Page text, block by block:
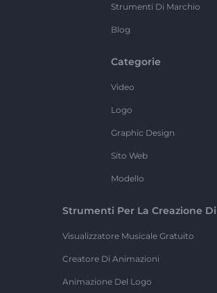
Strumenti Di Marchio
Blog
Categorie
Video
Logo
Graphic Design
Sito Web
Modello
Strumenti Per La Creazione
Visualizzatore Musicale Gratuito
Creatore Di Animazioni
Animazione Del Logo